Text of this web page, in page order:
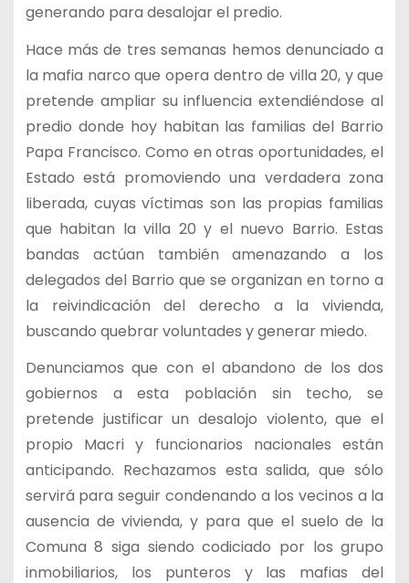
generando para desalojar el predio.
Hace más de tres semanas hemos denunciado a
la mafia narco que opera dentro de villa 20, y que
pretende ampliar su influencia extendiéndose al
predio donde hoy habitan las familias del Barrio
Papa Francisco. Como en otras oportunidades, el
Estado está promoviendo una verdadera zona
liberada, cuyas víctimas son las propias familias
que habitan la villa 20 y el nuevo Barrio. Estas
bandas actúan también amenazando a los
delegados del Barrio que se organizan en torno a
la reivindicación del derecho a la vivienda,
buscando quebrar voluntades y generar miedo.
Denunciamos que con el abandono de los dos
gobiernos a esta población sin techo, se
pretende justificar un desalojo violento, que el
propio Macri y funcionarios nacionales están
anticipando. Rechazamos esta salida, que sólo
servirá para seguir condenando a los vecinos a la
ausencia de vivienda, y para que el suelo de la
Comuna 8 siga siendo codiciado por los grupo
inmobiliarios, los punteros y las mafias del